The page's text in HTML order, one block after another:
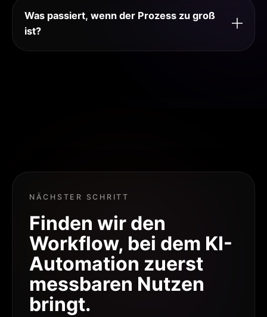
Was passiert, wenn der Prozess zu groß
ist?
NÄCHSTER SCHRITT
Finden wir den
Workflow, bei dem KI-
Automation zuerst
messbaren Nutzen
bringt.